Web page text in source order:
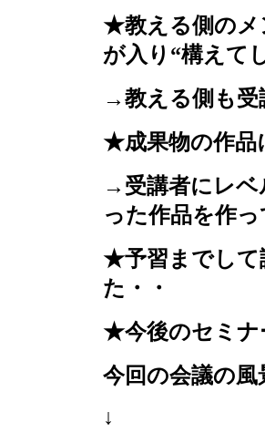
★教える側のメ
が入り“構えて
→教える側も受
★成果物の作品
→受講者にレベ
った作品を作っ
★予習までして
た・・
★今後のセミナ
今回の会議の風
↓